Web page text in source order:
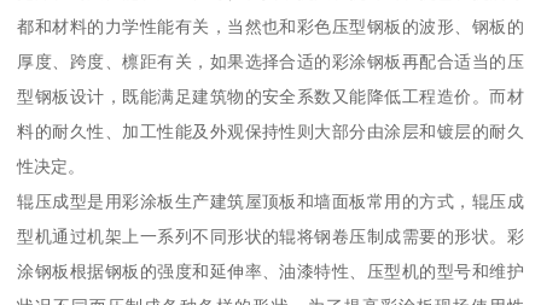
都和材料的力学性能有关，当然也和彩色压型钢板的波形、钢板的
厚度、跨度、檩距有关，如果选择合适的彩涂钢板再配合适当的压
型钢板设计，既能满足建筑物的安全系数又能降低工程造价。而材
料的耐久性、加工性能及外观保持性则大部分由涂层和镀层的耐久
性决定。
辊压成型是用彩涂板生产建筑屋顶板和墙面板常用的方式，辊压成
型机通过机架上一系列不同形状的辊将钢卷压制成需要的形状。彩
涂钢板根据钢板的强度和延伸率、油漆特性、压型机的型号和维护